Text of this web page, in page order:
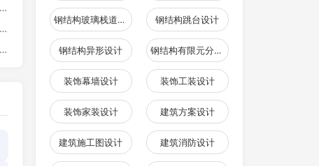
钢结构玻璃栈道设计 钢结构跳台设计
钢结构异形设计 钢结构有限元分析设计
装饰幕墙设计 装饰工装设计
装饰家装设计 建筑方案设计
建筑施工图设计 建筑消防设计